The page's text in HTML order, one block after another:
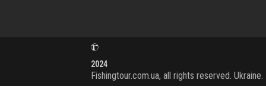
2024
Fishingtour.com.ua, all rights reserved. Ukraine.